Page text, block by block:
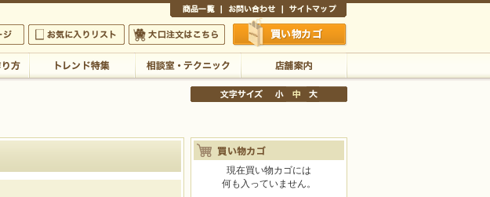
お気に入りリスト 大口注文はこちら 買い物かご
店舗案内
現在買い物カゴには
何も入っていません。